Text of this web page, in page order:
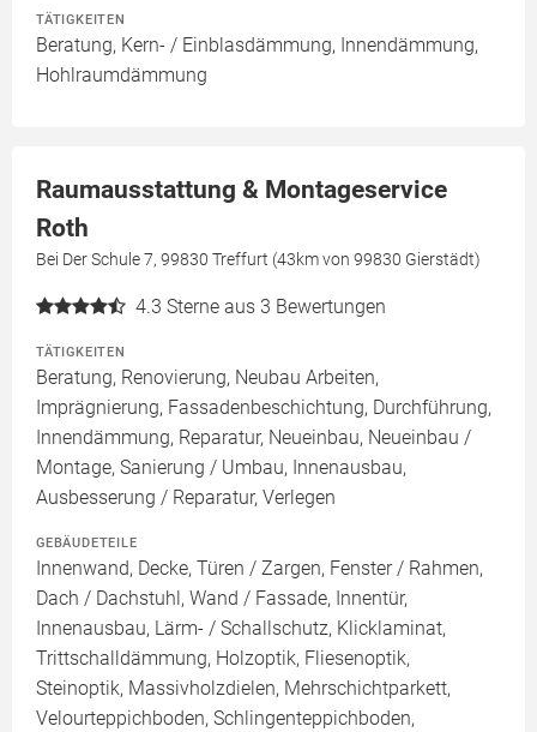
TÄTIGKEITEN
Beratung, Kern- / Einblasdämmung, Innendämmung,
Hohlraumdämmung
Raumausstattung & Montageservice
Roth
Bei Der Schule 7, 99830 Treffurt (43km von 99830 Gierstädt)
4.3 Sterne aus 3 Bewertungen
TÄTIGKEITEN
Beratung, Renovierung, Neubau Arbeiten,
Imprägnierung, Fassadenbeschichtung, Durchführung,
Innendämmung, Reparatur, Neueinbau, Neueinbau /
Montage, Sanierung / Umbau, Innenausbau,
Ausbesserung / Reparatur, Verlegen
GEBÄUDETEILE
Innenwand, Decke, Türen / Zargen, Fenster / Rahmen,
Dach / Dachstuhl, Wand / Fassade, Innentür,
Innenausbau, Lärm- / Schallschutz, Klicklaminat,
Trittschalldämmung, Holzoptik, Fliesenoptik,
Steinoptik, Massivholzdielen, Mehrschichtparkett,
Velourteppichboden, Schlingenteppichboden,